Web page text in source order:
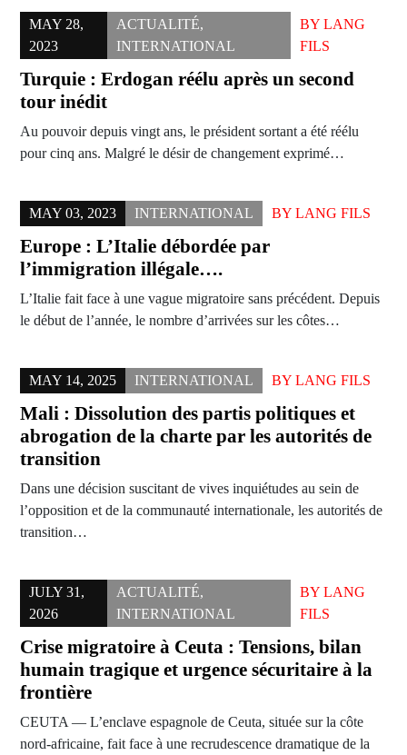
MAY 28,
2023
ACTUALITÉ,
INTERNATIONAL
BY LANG
FILS
Turquie : Erdogan réélu après un second
tour inédit
Au pouvoir depuis vingt ans, le président sortant a été réélu
pour cinq ans. Malgré le désir de changement exprimé…
MAY 03, 2023 INTERNATIONAL BY LANG FILS
Europe : L’Italie débordée par
l’immigration illégale….
L’Italie fait face à une vague migratoire sans précédent. Depuis
le début de l’année, le nombre d’arrivées sur les côtes…
MAY 14, 2025 INTERNATIONAL BY LANG FILS
Mali : Dissolution des partis politiques et
abrogation de la charte par les autorités de
transition
Dans une décision suscitant de vives inquiétudes au sein de
l’opposition et de la communauté internationale, les autorités de
transition…
JULY 31,
2026
ACTUALITÉ,
INTERNATIONAL
BYLANG
FILS
Crise migratoire à Ceuta : Tensions, bilan
humain tragique et urgence sécuritaire à la
frontière
CEUTA — L’enclave espagnole de Ceuta, située sur la côte
nord-africaine, fait face à une recrudescence dramatique de la